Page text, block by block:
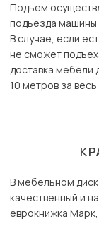
Подъем
подъезда машины
В случае, если
не сможет
доставка мебели
10 метров за
В мебельном
качественный и
еврокнижка